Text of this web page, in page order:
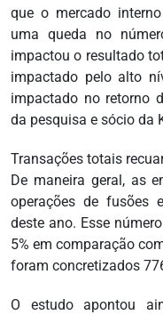
que o mercado
uma queda no
impactou o resultado
impactado pelo alto
impactado no retorno
da pesquisa e sócio da
Transações totais
De maneira geral, as
operações de fusões
deste ano. Esse
5% em comparação
foram concretizados
O estudo apontou